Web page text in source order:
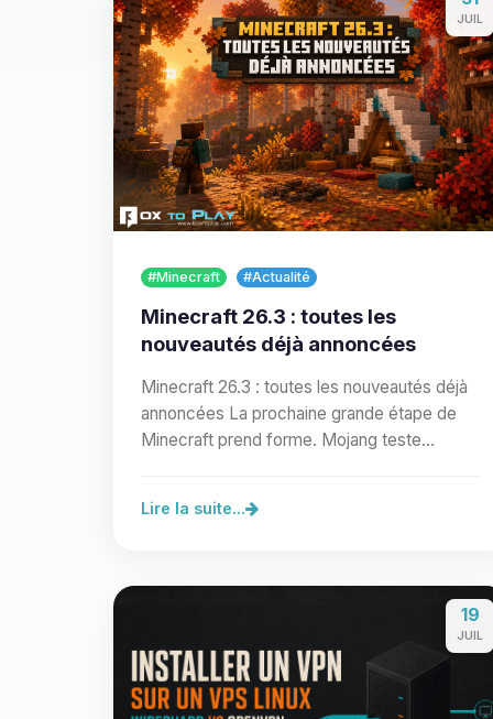
JUIL
#Minecraft #Actualité
Minecraft 26.3 : toutes les
nouveautés déjà annoncées
Minecraft 26.3 : toutes les nouveautés déjà
annoncées La prochaine grande étape de
Minecraft prend forme. Mojang teste
Lire la suite...
19
JUIL